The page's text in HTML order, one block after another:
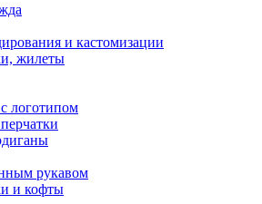
и кастомизации
жилеты
логотипом
рукавом
и кофты